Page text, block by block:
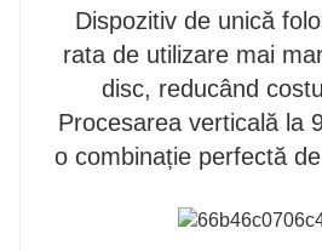
Dispozitiv de unică
rata de utilizare mai
disc, reducând
Procesarea verticală la
o combinație perfectă